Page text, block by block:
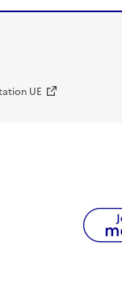
UE